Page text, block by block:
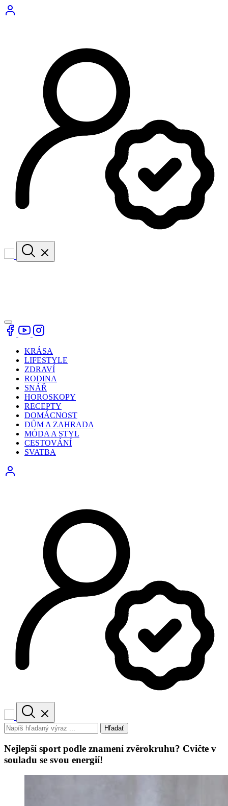
KRÁSA
LIFESTYLE
ZDRAVÍ
RODINA
SNÁŘ
HOROSKOPY
RECEPTY
DOMÁCNOST
DŮM A ZAHRADA
MÓDA A STYL
CESTOVÁNÍ
SVATBA
Hľadať
Nejlepší sport podle znamení zvěrokruhu? Cvičte v
souladu se svou energií!